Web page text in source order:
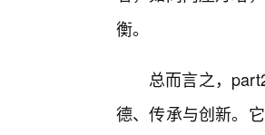
衡。
总而言之，
德、传承与创新。